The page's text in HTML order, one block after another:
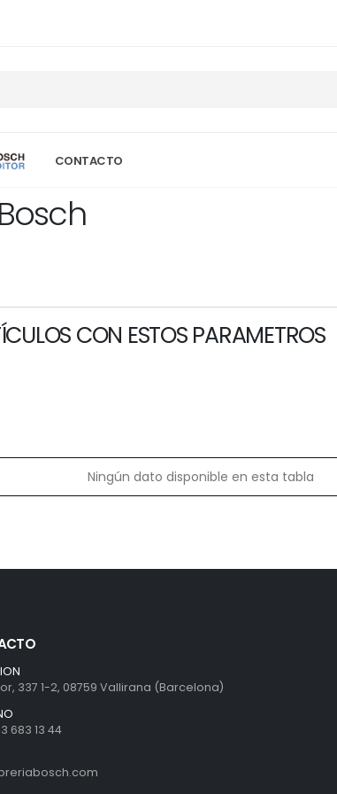
CONTACTO
CON ESTOS PARAMETROS
Ningún dato disponible en esta tabla
337 1-2, 08759 Vallirana (Barcelona)
683 13 44